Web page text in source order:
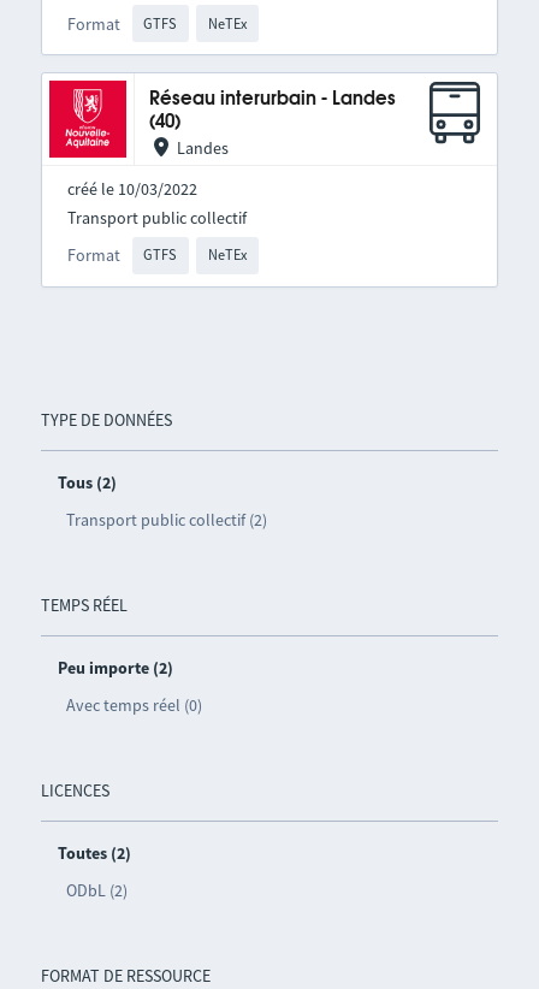
TYPE DE DONNÉES
Tous (2)
Transport public collectif (2)
TEMPS RÉEL
Peu importe (2)
Avec temps réel (0)
LICENCES
Toutes (2)
ODbL (2)
FORMAT DE RESSOURCE
Format GTFS NeTEx
Réseau interurbain - Landes
(40)
Landes
créé le 10/03/2022
Format GTFS NeTEx
Transport public collectif